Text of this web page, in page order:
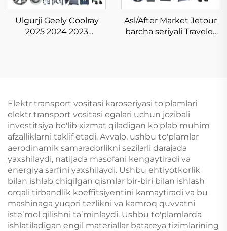
Ulgurji Geely Coolray
2025 2024 2023
Asl/After Market Jetour
barcha seriyali Traveler
Elektr transport vositasi karoseriyasi to'plamlari
elektr transport vositasi egalari uchun jozibali
investitsiya bo'lib xizmat qiladigan ko'plab muhim
afzalliklarni taklif etadi. Avvalo, ushbu to'plamlar
aerodinamik samaradorlikni sezilarli darajada
yaxshilaydi, natijada masofani kengaytiradi va
energiya sarfini yaxshilaydi. Ushbu ehtiyotkorlik
bilan ishlab chiqilgan qismlar bir-biri bilan ishlash
orqali tirbandlik koeffitsiyentini kamaytiradi va bu
mashinaga yuqori tezlikni va kamroq quvvatni
isteʼmol qilishni taʼminlaydi. Ushbu to'plamlarda
ishlatiladigan engil materiallar batareya tizimlarining